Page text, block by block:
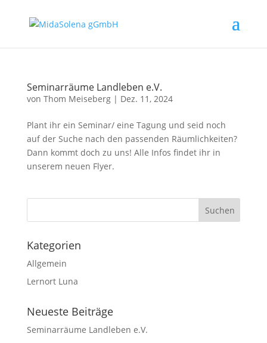
Seminarräume Landleben e.V.
von Thom Meiseberg| Dez. 11, 2024
Plant ihr ein Seminar/ eine Tagung und seid noch
auf der Suche nach den passenden Räumlichkeiten?
Dann kommt doch zu uns! Alle Infos findet ihr in
unserem neuen Flyer.
Kategorien
Allgemein
Lernort Luna
Neueste Beiträge
Seminarräume Landleben e.V.